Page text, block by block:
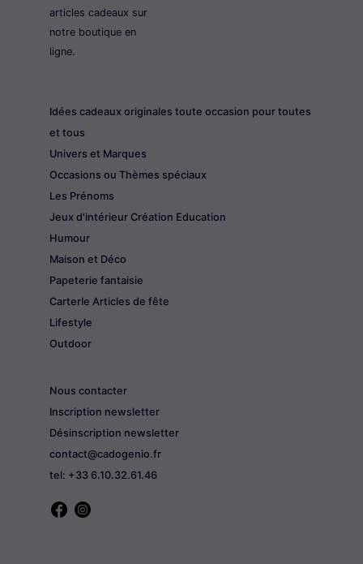
articles cadeaux sur
notre boutique en
ligne.
Idées cadeaux originales toute occasion pour toutes
et tous
Univers et Marques
Occasions ou Thèmes spéciaux
Les Prénoms
Jeux d'intérieur Création Education
Humour
Maison et Déco
Papeterie fantaisie
CarterIe Articles de fête
Lifestyle
Outdoor
Nous contacter
Inscription newsletter
Désinscription newsletter
contact@cadogenio.fr
tel: +33 6.10.32.61.46